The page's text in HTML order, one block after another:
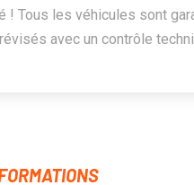
! Tous les véhicules sont
avec un contrôle